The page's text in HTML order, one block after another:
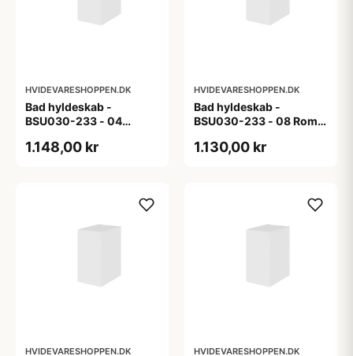
HVIDEVARESHOPPEN.DK
Bad hyldeskab -
BSU030-233 - 04
1.148,00 kr
HVIDEVARESHOPPEN.DK
Bad hyldeskab -
BSU030-233 - 08 Roma
1.130,00 kr
HVIDEVARESHOPPEN.DK HVIDEVARESHOPPEN.DK